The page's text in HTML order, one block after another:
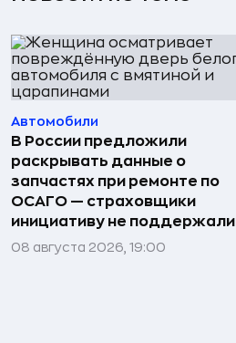
Автомобили
В России предложили
раскрывать данные о
запчастях при ремонте по
ОСАГО — страховщики
инициативу не поддержали
08 августа 2026, 19:00